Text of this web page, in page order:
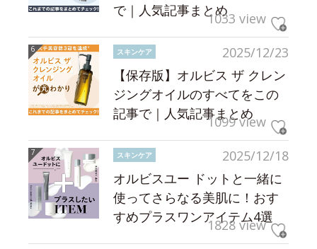
で｜人気記事まとめ1033 view
2025/12/23
スキンケア
【保存版】オルビス ザ クレン
ジングオイルのすべてをこの
記事で｜人気記事まとめ
1099 view
2025/12/18
スキンケア
オルビスユー ドットと一緒に
使ってさらなる美肌に！おす
すめプラスワンアイテム4選
1828 view